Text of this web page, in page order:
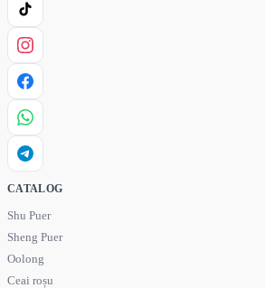
CATALOG
Shu Puer
Sheng Puer
Oolong
Ceai roșu